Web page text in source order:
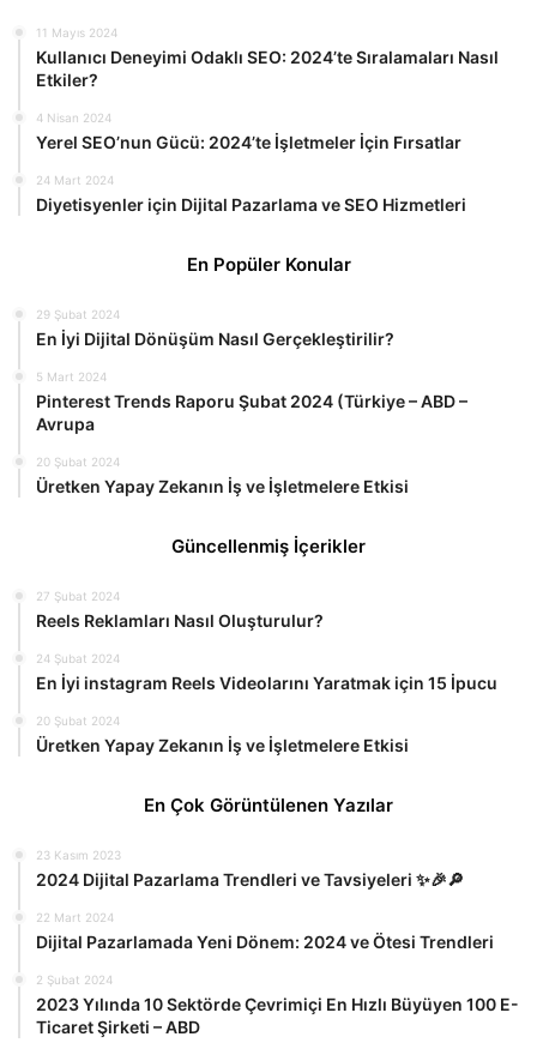
11 Mayıs 2024
Kullanıcı Deneyimi Odaklı SEO: 2024’te Sıralamaları Nasıl
Etkiler?
4 Nisan 2024
Yerel SEO’nun Gücü: 2024’te İşletmeler İçin Fırsatlar
24 Mart 2024
Diyetisyenler için Dijital Pazarlama ve SEO Hizmetleri
En Popüler Konular
29 Şubat 2024
En İyi Dijital Dönüşüm Nasıl Gerçekleştirilir?
5 Mart 2024
Pinterest Trends Raporu Şubat 2024 (Türkiye – ABD –
Avrupa
20 Şubat 2024
Üretken Yapay Zekanın İş ve İşletmelere Etkisi
Güncellenmiş İçerikler
27 Şubat 2024
Reels Reklamları Nasıl Oluşturulur?
24 Şubat 2024
En İyi instagram Reels Videolarını Yaratmak için 15 İpucu
20 Şubat 2024
Üretken Yapay Zekanın İş ve İşletmelere Etkisi
En Çok Görüntülenen Yazılar
23 Kasım 2023
2024 Dijital Pazarlama Trendleri ve Tavsiyeleri ✨🎉🔎
22 Mart 2024
Dijital Pazarlamada Yeni Dönem: 2024 ve Ötesi Trendleri
2 Şubat 2024
2023 Yılında 10 Sektörde Çevrimiçi En Hızlı Büyüyen 100 E-
Ticaret Şirketi – ABD